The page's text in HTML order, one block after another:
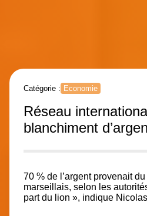
Catégorie : Economie
Réseau
blanchiment
70 % de l’argent provenait
marseillais, selon les
part du lion », indique